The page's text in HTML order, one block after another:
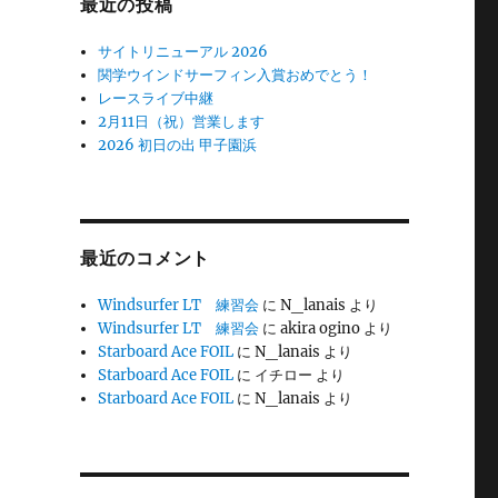
最近の投稿
サイトリニューアル 2026
関学ウインドサーフィン入賞おめでとう！
レースライブ中継
2月11日（祝）営業します
2026 初日の出 甲子園浜
最近のコメント
Windsurfer LT 練習会 にN_lanais より
Windsurfer LT 練習会 にakira ogino より
Starboard Ace FOIL にN_lanais より
Starboard Ace FOIL に イチロー より
Starboard Ace FOIL にN_lanais より